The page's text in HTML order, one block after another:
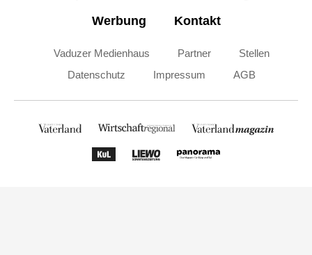
Werbung Kontakt
Vaduzer Medienhaus Partner
Stellen
Datenschutz
Impressum AGB